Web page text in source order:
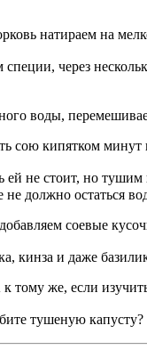
натираем на
через
воды,
сою кипятком
ей не стоит, но
должно остаться
соевые
кинза и даже
же, если
тушеную капусту?